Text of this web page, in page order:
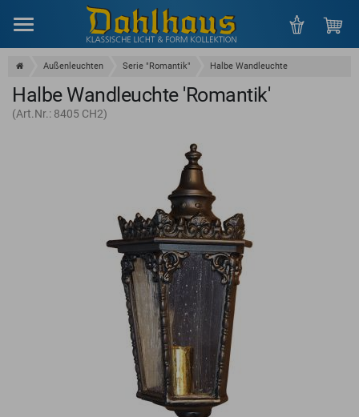
Außenleuchten Serie "Romantik" Halbe Wandleuchte
Halbe Wandleuchte 'Romantik'
(Art.Nr.: 8405 CH2)